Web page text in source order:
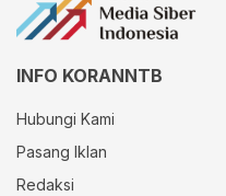
INFO KORANNTB
Hubungi Kami
Pasang Iklan
Redaksi